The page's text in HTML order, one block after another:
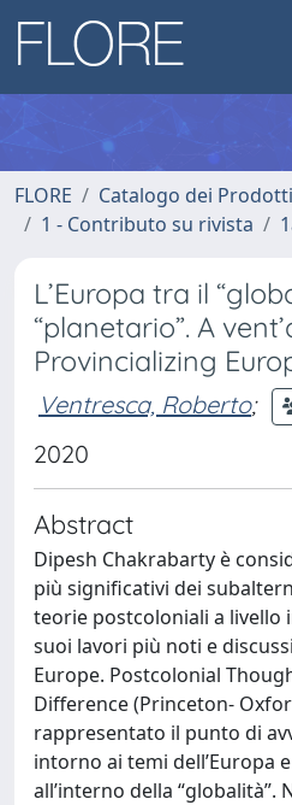
FLORE
Catalogo dei
1 - Contributo su rivista
L’Europa tra il
“planetario”. A
Provincializing
Ventresca, Roberto;
2020
Abstract
Dipesh Chakrabarty è
più significativi dei
teorie postcoloniali a livello
suoi lavori più noti e
Europe. Postcolonial
Difference (Princeton-
rappresentato il punto di
intorno ai temi dell’Europa
all’interno della “globalità”.